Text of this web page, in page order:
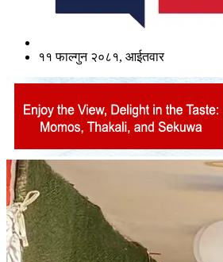
११ फाल्गुन २०८१, आईतवार